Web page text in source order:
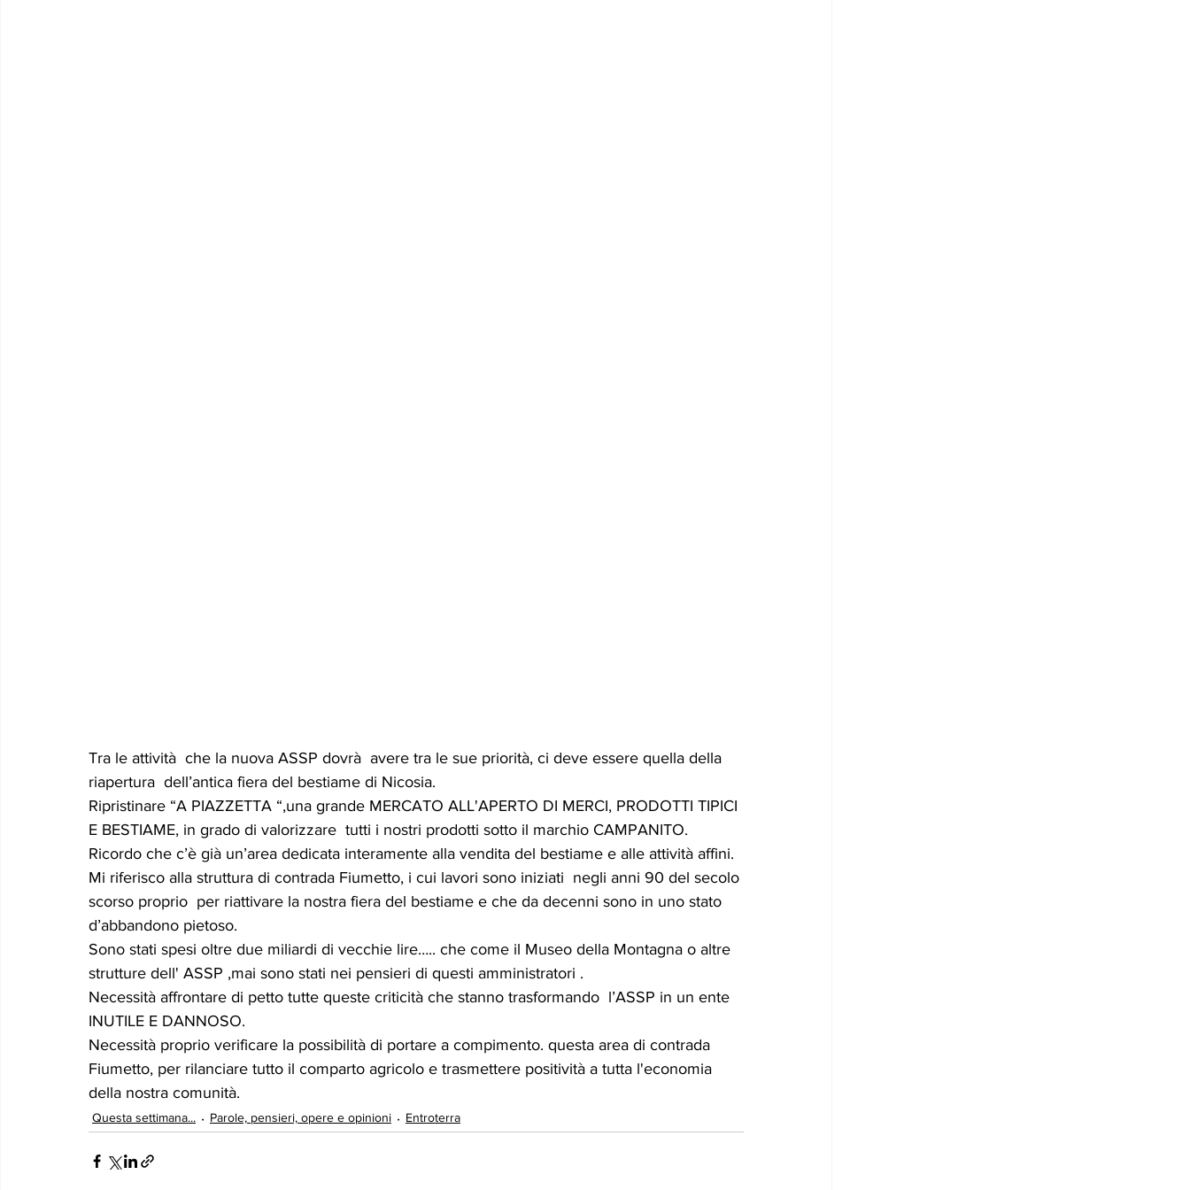
Tra le attività  che la nuova ASSP dovrà  avere tra le sue priorità, ci deve essere quella della
riapertura  dell’antica fiera del bestiame di Nicosia.
Ripristinare “A PIAZZETTA “,una grande MERCATO ALL'APERTO DI MERCI, PRODOTTI TIPICI
E BESTIAME, in grado di valorizzare  tutti i nostri prodotti sotto il marchio CAMPANITO.
Ricordo che c’è già un’area dedicata interamente alla vendita del bestiame e alle attività affini.
Mi riferisco alla struttura di contrada Fiumetto, i cui lavori sono iniziati  negli anni 90 del secolo
scorso proprio  per riattivare la nostra fiera del bestiame e che da decenni sono in uno stato
d’abbandono pietoso.
Sono stati spesi oltre due miliardi di vecchie lire….. che come il Museo della Montagna o altre
strutture dell' ASSP ,mai sono stati nei pensieri di questi amministratori .
Necessità affrontare di petto tutte queste criticità che stanno trasformando  l’ASSP in un ente
INUTILE E DANNOSO.
Necessità proprio verificare la possibilità di portare a compimento. questa area di contrada
Fiumetto, per rilanciare tutto il comparto agricolo e trasmettere positività a tutta l'economia
della nostra comunità.
Questa settimana... Parole, pensieri, opere e opinioni Entroterra